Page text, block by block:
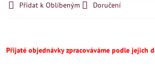
Přidat k Oblíbeným Doručení
Přijaté objednávky zpracováváme podle jejich